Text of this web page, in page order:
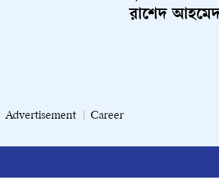
রাশেদ
Advertisement Career